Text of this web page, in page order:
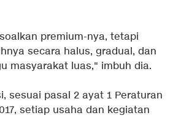
premium-nya, tetapi
secara halus, gradual, dan
masyarakat luas," imbuh dia.
sesuai pasal 2 ayat 1 Peraturan
setiap usaha dan kegiatan